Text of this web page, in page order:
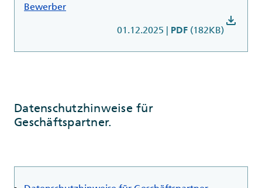
Bewerber
01.12.2025 | PDF (182KB)
download
Datenschutzhinweise für
Geschäftspartner.